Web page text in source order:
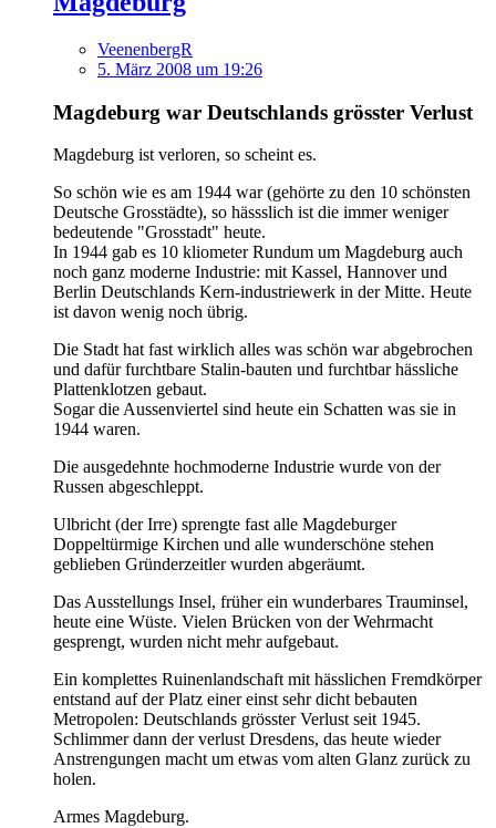
VeenenbergR
5. März 2008 um 19:26
Magdeburg war Deutschlands grösster Verlust
Magdeburg ist verloren, so scheint es.
So schön wie es am 1944 war (gehörte zu den 10 schönsten
Deutsche Grosstädte), so hässslich ist die immer weniger
bedeutende "Grosstadt" heute.
In 1944 gab es 10 kliometer Rundum um Magdeburg auch
noch ganz moderne Industrie: mit Kassel, Hannover und
Berlin Deutschlands Kern-industriewerk in der Mitte. Heute
ist davon wenig noch übrig.
Die Stadt hat fast wirklich alles was schön war abgebrochen
und dafür furchtbare Stalin-bauten und furchtbar hässliche
Plattenklotzen gebaut.
Sogar die Aussenviertel sind heute ein Schatten was sie in
1944 waren.
Die ausgedehnte hochmoderne Industrie wurde von der
Russen abgeschleppt.
Ulbricht (der Irre) sprengte fast alle Magdeburger
Doppeltürmige Kirchen und alle wunderschöne stehen
geblieben Gründerzeitler wurden abgeräumt.
Das Ausstellungs Insel, früher ein wunderbares Trauminsel,
heute eine Wüste. Vielen Brücken von der Wehrmacht
gesprengt, wurden nicht mehr aufgebaut.
Ein komplettes Ruinenlandschaft mit hässlichen Fremdkörper
entstand auf der Platz einer einst sehr dicht bebauten
Metropolen: Deutschlands grösster Verlust seit 1945.
Schlimmer dann der verlust Dresdens, das heute wieder
Anstrengungen macht um etwas vom alten Glanz zurück zu
holen.
Armes Magdeburg.